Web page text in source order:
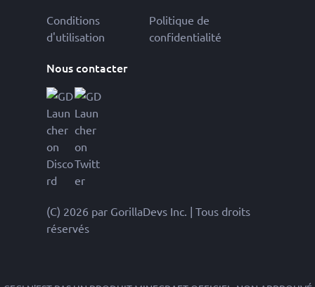
Conditions
d'utilisation
Politique de
confidentialité
Nous contacter
(C) 2026 par GorillaDevs Inc. | Tous droits
réservés